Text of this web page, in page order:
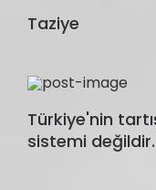
Taziye
Türkiye'nin
sistemi değildir.